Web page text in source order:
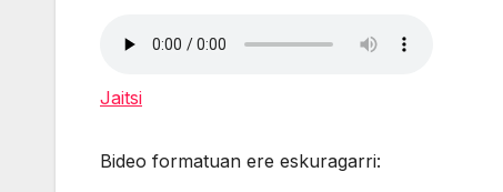
Jaitsi
Bideo formatuan ere eskuragarri: